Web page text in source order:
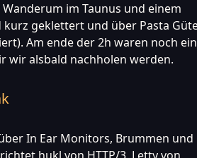
im Taunus und einem
geklettert und über Pasta
Am ende der 2h waren noch
wir alsbald nachholen werden.
In Ear Monitors, Brummen und